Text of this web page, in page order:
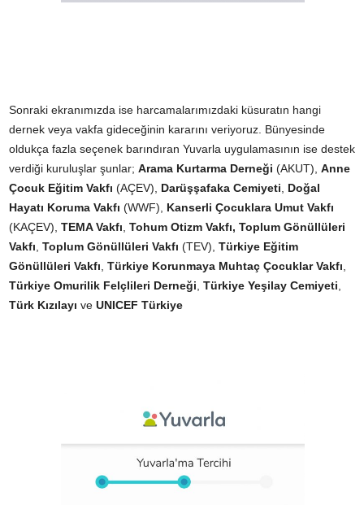
Sonraki ekranımızda ise harcamalarımızdaki küsuratın hangi
dernek veya vakfa gideceğinin kararını veriyoruz. Bünyesinde
oldukça fazla seçenek barındıran Yuvarla uygulamasının ise destek
verdiği kuruluşlar şunlar; Arama Kurtarma Derneği (AKUT), Anne
Çocuk Eğitim Vakfı (AÇEV), Darüşşafaka Cemiyeti
Doğal
Hayatı Koruma Vakfı (WWF), Kanserli Çocuklara Umut Vakfı
(KAÇEV), TEMA Vakfı Tohum Otizm Vakfı, Toplum Gönüllüleri
Vakfı Toplum Gönüllüleri Vakfı (TEV), Türkiye Eğitim
Gönüllüleri Vakfı Türkiye Korunmaya Muhtaç Çocuklar Vakfı
Türkiye Omurilik Felçlileri Derneği Türkiye Yeşilay Cemiyeti
Türk Kızılayı ve UNICEF Türkiye